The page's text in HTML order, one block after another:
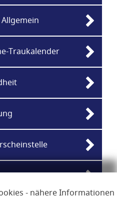
- nähere Informationen
Traukalender